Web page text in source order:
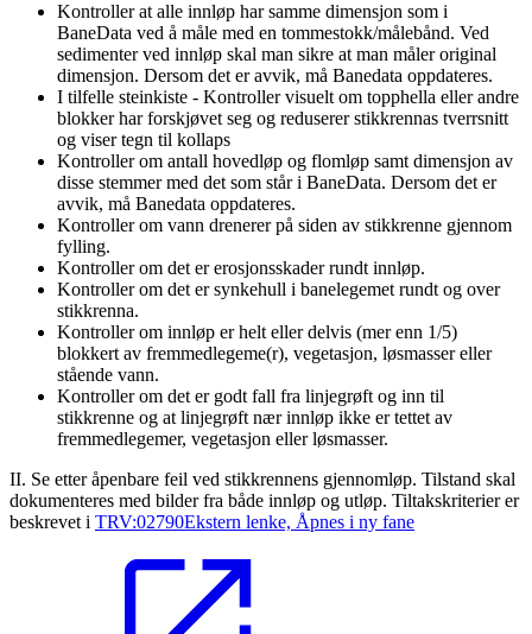
Kontroller at alle innløp har samme dimensjon som i
BaneData ved å måle med en tommestokk/målebånd. Ved
sedimenter ved innløp skal man sikre at man måler original
dimensjon. Dersom det er avvik, må Banedata oppdateres.
I tilfelle steinkiste - Kontroller visuelt om topphella eller andre
blokker har forskjøvet seg og reduserer stikkrennas tverrsnitt
og viser tegn til kollaps
Kontroller om antall hovedløp og flomløp samt dimensjon av
disse stemmer med det som står i BaneData. Dersom det er
avvik, må Banedata oppdateres.
Kontroller om vann drenerer på siden av stikkrenne gjennom
fylling.
Kontroller om det er erosjonsskader rundt innløp.
Kontroller om det er synkehull i banelegemet rundt og over
stikkrenna.
Kontroller om innløp er helt eller delvis (mer enn 1/5)
blokkert av fremmedlegeme(r), vegetasjon, løsmasser eller
stående vann.
Kontroller om det er godt fall fra linjegrøft og inn til
stikkrenne og at linjegrøft nær innløp ikke er tettet av
fremmedlegemer, vegetasjon eller løsmasser.
II. Se etter åpenbare feil ved stikkrennens gjennomløp. Tilstand skal
dokumenteres med bilder fra både innløp og utløp. Tiltakskriterier er
beskrevet i TRV:02790Ekstern lenke, Åpnes i ny fane